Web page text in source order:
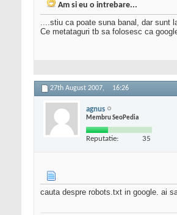
Am si eu o intrebare...
....stiu ca poate suna banal, dar sunt
Ce metataguri tb sa folosesc ca
27th August 2007, 16:26
agnus
Membru SeoPedia
Reputatie: 35
cauta despre robots.txt in google. ai